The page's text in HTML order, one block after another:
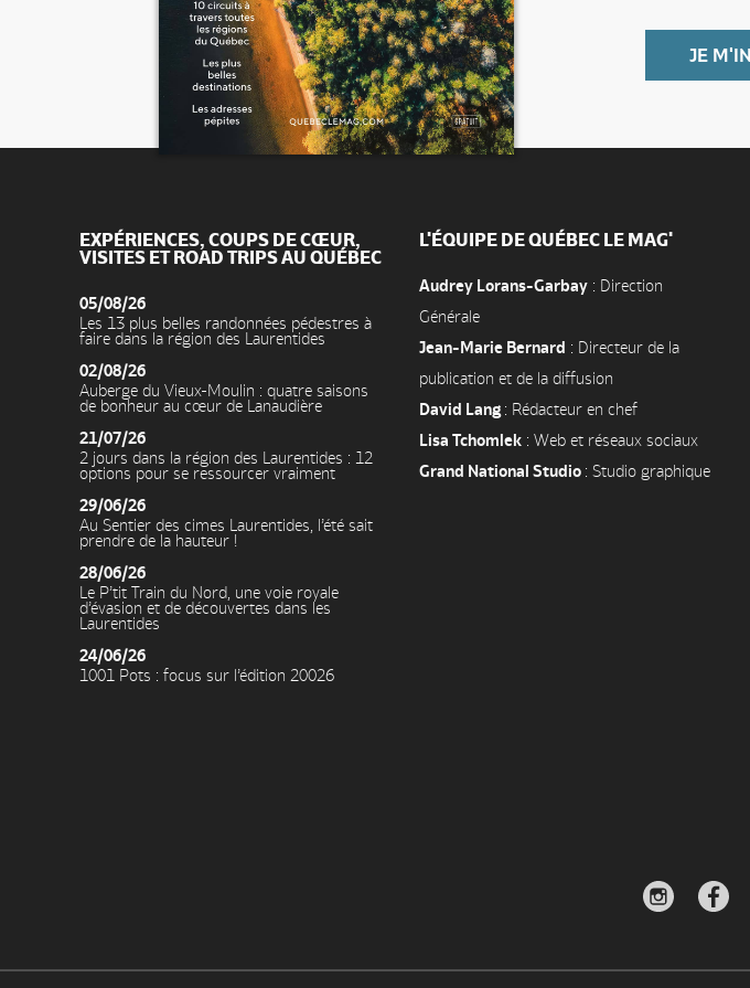
JE
EXPÉRIENCES, COUPS DE CŒUR,
VISITES ET ROAD TRIPS AU QUÉBEC
05/08/26
Les 13 plus belles randonnées pédestres à
faire dans la région des Laurentides
02/08/26
Auberge du Vieux-Moulin : quatre saisons
de bonheur au cœur de Lanaudière
21/07/26
2 jours dans la région des Laurentides : 12
options pour se ressourcer vraiment
29/06/26
Au Sentier des cimes Laurentides, l’été sait
prendre de la hauteur !
28/06/26
Le P’tit Train du Nord, une voie royale
d’évasion et de découvertes dans les
Laurentides
24/06/26
1001 Pots : focus sur l’édition 20026
L'ÉQUIPE DE QUÉBEC LE MAG'
Audrey Lorans-Garbay: Direction
Générale
Jean-Marie Bernard : Directeur de la
publication et de la diffusion
David Lang : Rédacteur en chef
Lisa Tchomlek: Web et réseaux sociaux
Grand National Studio : Studio graphique